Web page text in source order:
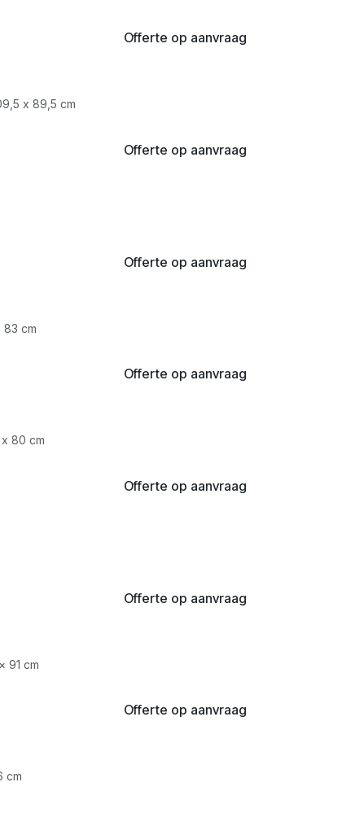
Offerte op aanvraag
x 89,5 cm
Offerte op aanvraag
Offerte op aanvraag
83 cm
Offerte op aanvraag
80 cm
Offerte op aanvraag
Offerte op aanvraag
91 cm
Offerte op aanvraag
cm